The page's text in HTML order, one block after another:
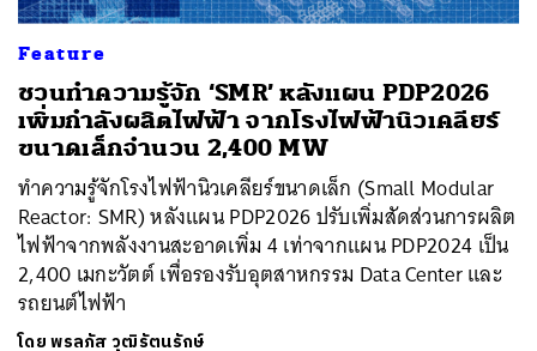
Feature
ชวนทำความรู้จัก ‘SMR’ หลังแผน PDP2026
เพิ่มกำลังผลิตไฟฟ้า จากโรงไฟฟ้านิวเคลียร์
ขนาดเล็กจำนวน 2,400 MW
ทำความรู้จักโรงไฟฟ้านิวเคลียร์ขนาดเล็ก (Small Modular
Reactor: SMR) หลังแผน PDP2026 ปรับเพิ่มสัดส่วนการผลิต
ไฟฟ้าจากพลังงานสะอาดเพิ่ม 4 เท่าจากแผน PDP2024 เป็น
2,400 เมกะวัตต์ เพื่อรองรับอุตสาหกรรม Data Center และ
รถยนต์ไฟฟ้า
โดยพรลภัส วุฒิรัตนรักษ์